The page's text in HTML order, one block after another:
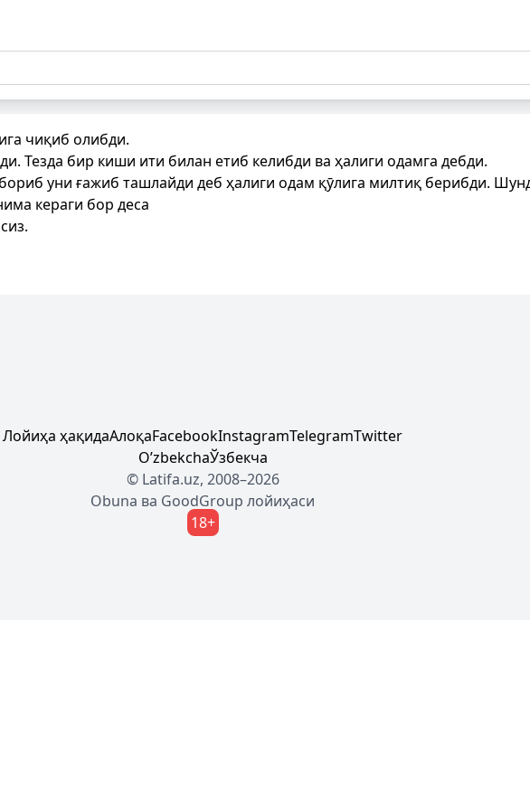
чиқиб олибди.
Тезда бир киши ити билан етиб келибди ва ҳалиги одамга дебди.
уни ғажиб ташлайди деб ҳалиги одам қӯлига милтиқ берибди.
кераги бор деса
Лойиҳа ҳақидаАлоқаFacebookInstagramTelegramTwitter
OʼzbekchaЎзбекча
© Latifa.uz, 2008–2026
Obuna ва GoodGroup лойиҳаси
18+